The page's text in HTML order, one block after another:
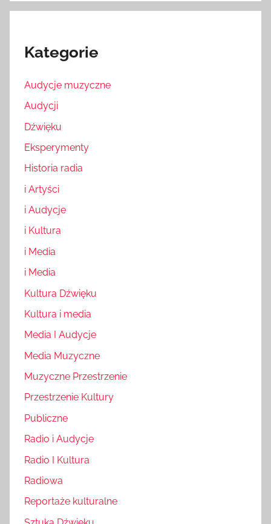
Kategorie
Audycje muzyczne
Audycji
Dźwięku
Eksperymenty
Historia radia
i Artyści
i Audycje
i Kultura
i Media
i Media
Kultura Dźwięku
Kultura i media
Media I Audycje
Media Muzyczne
Muzyczne Przestrzenie
Przestrzenie Kultury
Publiczne
Radio i Audycje
Radio I Kultura
Radiowa
Reportaże kulturalne